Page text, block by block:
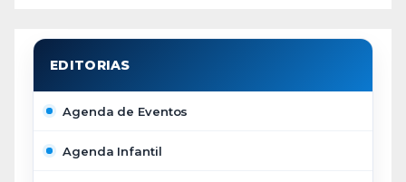
Agenda de Eventos
Agenda Infantil